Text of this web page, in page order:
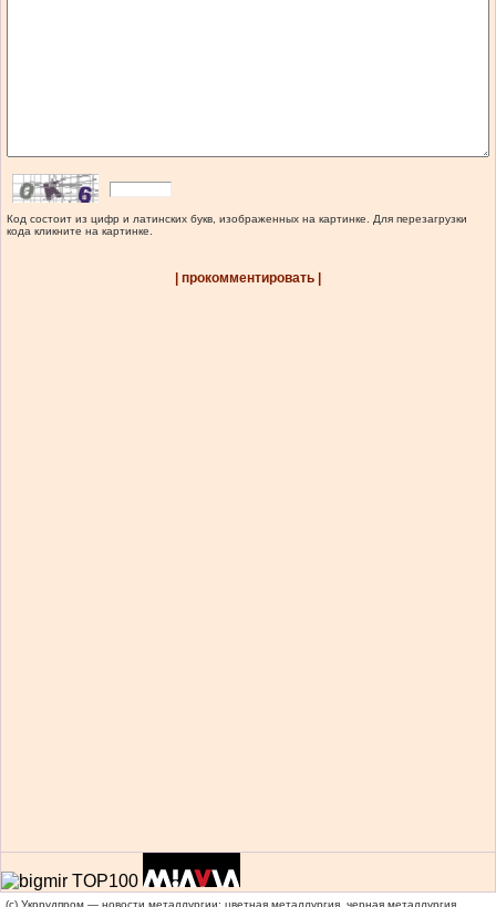
Код состоит из цифр и латинских букв, изображенных на картинке. Для перезагрузки
кода кликните на картинке.
| прокомментировать |